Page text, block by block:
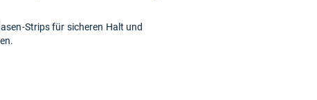
Strips für sicheren Halt und